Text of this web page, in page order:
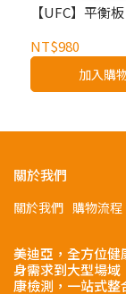
【UFC】平衡板
NT$980
加入購
關於我們
關於我們 購物流程
美迪亞，全方位健
身需求到大型場域
康檢測，一站式整